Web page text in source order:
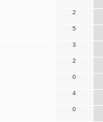
2
5
3
2
0
4
0